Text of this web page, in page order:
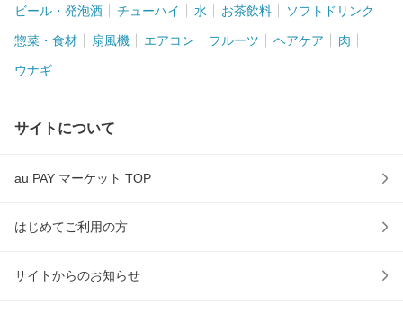
ビール・発泡酒 チューハイ 水 お茶飲料 ソフトドリンク
惣菜・食材 扇風機 エアコン フルーツ ヘアケア 肉
ウナギ
サイトについて
au PAY マーケット TOP
はじめてご利用の方
サイトからのお知らせ